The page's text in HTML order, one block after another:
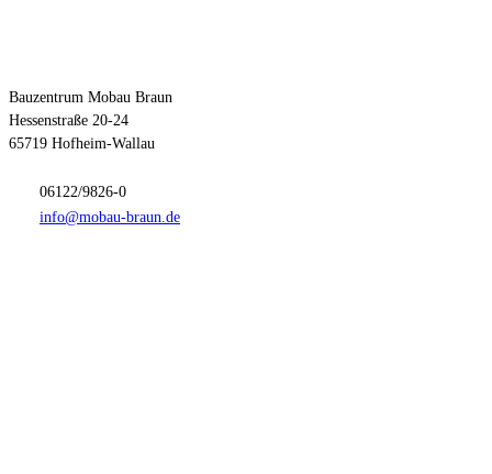
Bauzentrum Mobau Braun
Hessenstraße 20-24
65719 Hofheim-Wallau
06122/9826-0
info@mobau-braun.de